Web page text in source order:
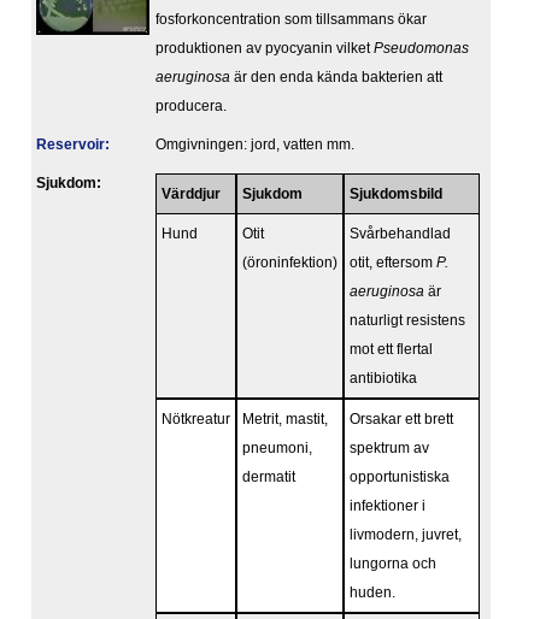
fosforkoncentration som tillsammans ökar
produktionen av pyocyanin vilketPseudomonas
aeruginosa är den enda kända bakterien att
producera.
Reservoir: Omgivningen: jord, vatten mm.
Sjukdom:
Värddjur Sjukdom Sjukdomsbild
Hund
Otit
(öroninfektion)
Svårbehandlad
otit, eftersom P.
aeruginosa är
naturligt resistens
mot ett flertal
antibiotika
Nötkreatur
Metrit, mastit,
pneumoni,
dermatit
Orsakar ett brett
spektrum av
opportunistiska
infektioner i
livmodern, juvret,
lungorna och
huden.